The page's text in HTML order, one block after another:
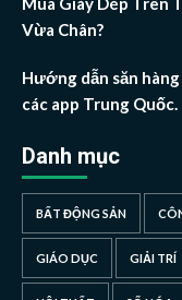
Vừa Chân?
Hướng dẫn săn
các app Trung Quốc.
Danh mục
BẤT ĐỘNG SẢN
GIÁO DỤC GIẢI TRÍ